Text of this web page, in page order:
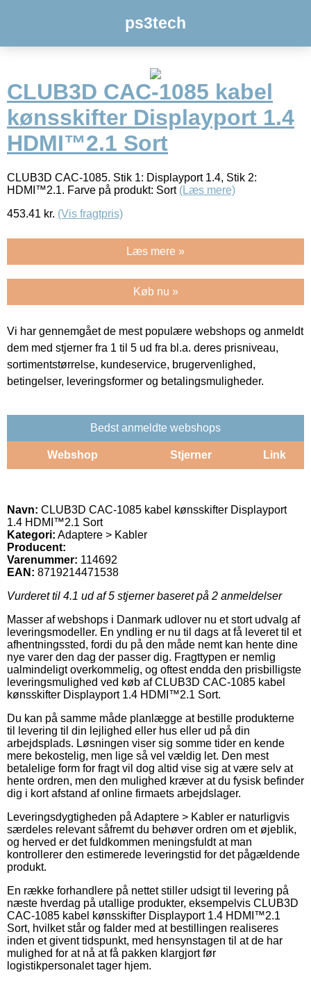
ps3tech
CLUB3D CAC-1085 kabel
kønsskifter Displayport 1.4
HDMI™2.1 Sort
CLUB3D CAC-1085. Stik 1: Displayport 1.4, Stik 2:
HDMI™2.1. Farve på produkt: Sort (Læs mere)
453.41 kr. (Vis fragtpris)
Læs mere »
Køb nu »
Vi har gennemgået de mest populære webshops og anmeldt
dem med stjerner fra 1 til 5 ud fra bl.a. deres prisniveau,
sortimentstørrelse, kundeservice, brugervenlighed,
betingelser, leveringsformer og betalingsmuligheder.
Bedst anmeldte webshops
Webshop Stjerner Link
Navn: CLUB3D CAC-1085 kabel kønsskifter Displayport
1.4 HDMI™2.1 Sort
Kategori: Adaptere > Kabler
Producent:
Varenummer: 114692
EAN: 8719214471538
Vurderet til 4.1 ud af 5 stjerner baseret på 2 anmeldelser
Masser af webshops i Danmark udlover nu et stort udvalg af
leveringsmodeller. En yndling er nu til dags at få leveret til et
afhentningssted, fordi du på den måde nemt kan hente dine
nye varer den dag der passer dig. Fragttypen er nemlig
ualmindeligt overkommelig, og oftest endda den prisbilligste
leveringsmulighed ved køb af CLUB3D CAC-1085 kabel
kønsskifter Displayport 1.4 HDMI™2.1 Sort.
Du kan på samme måde planlægge at bestille produkterne
til levering til din lejlighed eller hus eller ud på din
arbejdsplads. Løsningen viser sig somme tider en kende
mere bekostelig, men lige så vel vældig let. Den mest
betalelige form for fragt vil dog altid vise sig at være selv at
hente ordren, men den mulighed kræver at du fysisk befinder
dig i kort afstand af online firmaets arbejdslager.
Leveringsdygtigheden på Adaptere > Kabler er naturligvis
særdeles relevant såfremt du behøver ordren om et øjeblik,
og herved er det fuldkommen meningsfuldt at man
kontrollerer den estimerede leveringstid for det pågældende
produkt.
En række forhandlere på nettet stiller udsigt til levering på
næste hverdag på utallige produkter, eksempelvis CLUB3D
CAC-1085 kabel kønsskifter Displayport 1.4 HDMI™2.1
Sort, hvilket står og falder med at bestillingen realiseres
inden et givent tidspunkt, med hensynstagen til at de har
mulighed for at nå at få pakken klargjort før
logistikpersonalet tager hjem.